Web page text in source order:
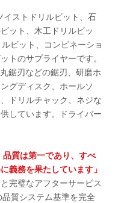
ストドリルビット、石
ット、木工ドリルビッ
ビット、コンビネーショ
トのサプライヤーです。
鋸刃などの鋸刃、研磨ホ
グディスク、ホールソ
ドリルチャック、ネジな
しています。ドライバー
品質は第一であり、すべ
義務を果たしています」
完璧なアフターサービス
質システム基準を完全